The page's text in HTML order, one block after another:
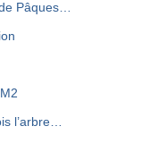
Pâques…
l’arbre…